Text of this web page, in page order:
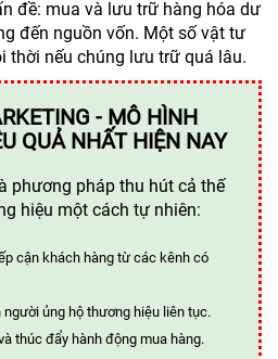
đề: mua và lưu trữ hàng hóa dư
đến nguồn vốn. Một số vật tư
thời nếu chúng lưu trữ quá lâu.
- MÔ HÌNH
QUẢ NHẤT HIỆN NAY
phương pháp thu hút cả thế
hiệu một cách tự nhiên:
cận khách hàng từ các kênh có
ủng hộ thương hiệu liên tục.
thúc đẩy hành động mua hàng.